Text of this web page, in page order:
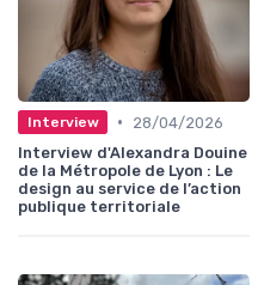
Interview •
28/04/2026
Interview d'Alexandra Douine
de la Métropole de Lyon : Le
design au service de l’action
publique territoriale